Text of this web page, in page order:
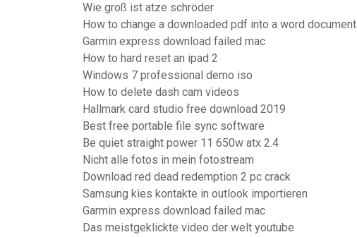
Wie groß ist atze schröder
How to change a downloaded pdf into a word document
Garmin express download failed mac
How to hard reset an ipad 2
Windows 7 professional demo iso
How to delete dash cam videos
Hallmark card studio free download 2019
Best free portable file sync software
Be quiet straight power 11 650w atx 2.4
Nicht alle fotos in mein fotostream
Download red dead redemption 2 pc crack
Samsung kies kontakte in outlook importieren
Garmin express download failed mac
Das meistgeklickte video der welt youtube